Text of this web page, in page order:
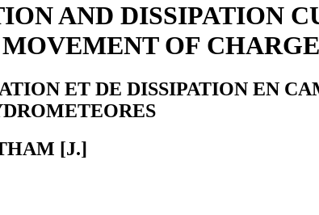
AND DISSIPATION
OF
ET DE DISSIPATION EN
[J.]